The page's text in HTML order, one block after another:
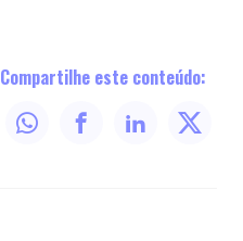
Compartilhe este conteúdo: